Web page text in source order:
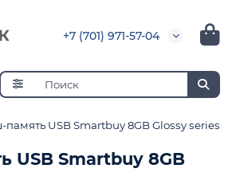
+7 (701) 971-57-04
USB Smartbuy 8GB Glossy series
USB Smartbuy 8GB